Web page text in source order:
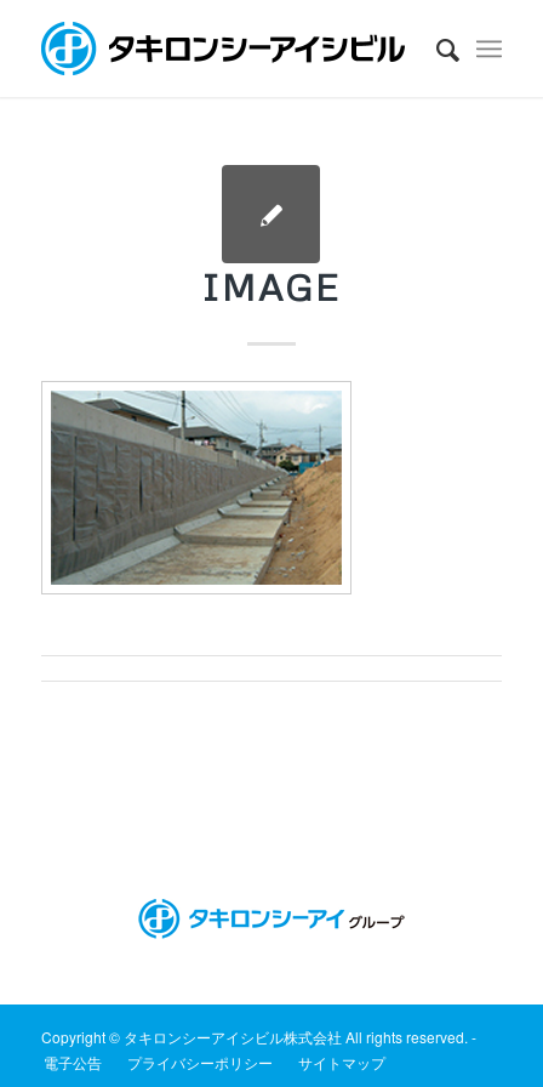
IMAGE
Copyright © タキロンシーアイシビル株式会社 All rights reserved. -
電子公告
プライバシーポリシー サイトマップ